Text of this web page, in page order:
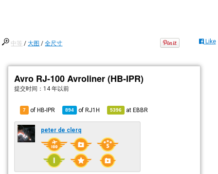
中等 /大图 /全尺寸 Like
Avro RJ-100 Avroliner (HB-IPR)
提交时间： 14 年以前
7 of HB-IPR 894 ofRJ1H 5396 atEBBR
peter de clerq